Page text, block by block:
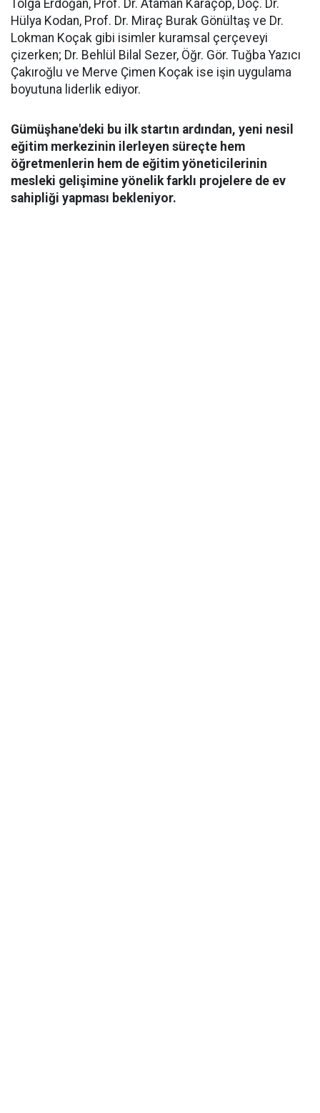
Tolga Erdoğan, Prof. Dr. Ataman Karaçöp, Doç. Dr.
Hülya Kodan, Prof. Dr. Miraç Burak Gönültaş ve Dr.
Lokman Koçak gibi isimler kuramsal çerçeveyi
çizerken; Dr. Behlül Bilal Sezer, Öğr. Gör. Tuğba Yazıcı
Çakıroğlu ve Merve Çimen Koçak ise işin uygulama
boyutuna liderlik ediyor.
Gümüşhane'deki bu ilk startın ardından, yeni nesil
eğitim merkezinin ilerleyen süreçte hem
öğretmenlerin hem de eğitim yöneticilerinin
mesleki gelişimine yönelik farklı projelere de ev
sahipliği yapması bekleniyor.